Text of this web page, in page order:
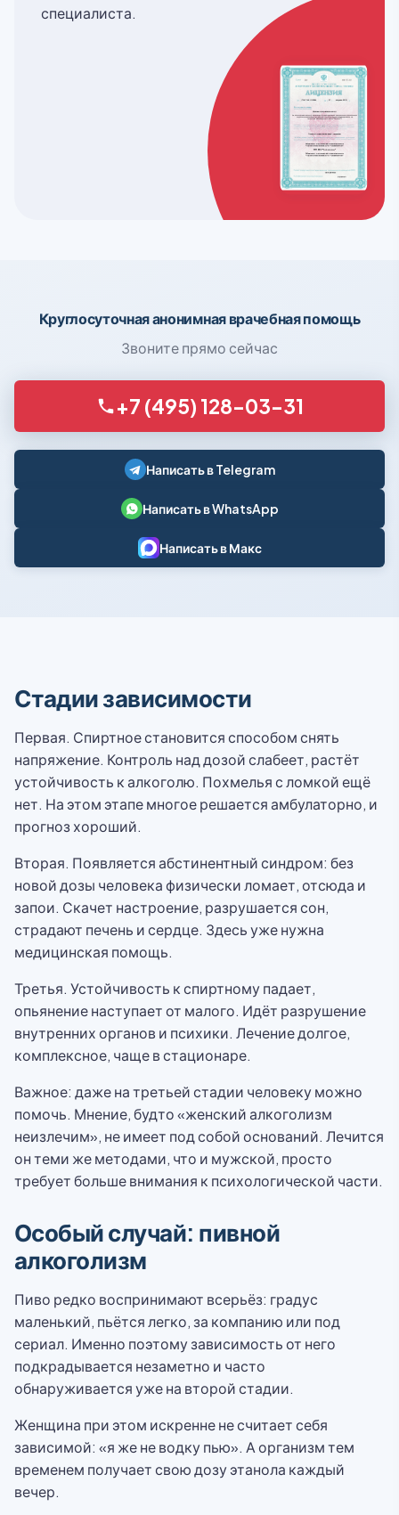
специалиста.
Круглосуточная анонимная врачебная помощь
Звоните прямо сейчас
+7 (495) 128-03-31
Написать в Telegram
Написать в WhatsApp
Написать в Макс
Стадии зависимости
Первая. Спиртное становится способом снять
напряжение. Контроль над дозой слабеет, растёт
устойчивость к алкоголю. Похмелья с ломкой ещё
нет. На этом этапе многое решается амбулаторно, и
прогноз хороший.
Вторая. Появляется абстинентный синдром: без
новой дозы человека физически ломает, отсюда и
запои. Скачет настроение, разрушается сон,
страдают печень и сердце. Здесь уже нужна
медицинская помощь.
Третья. Устойчивость к спиртному падает,
опьянение наступает от малого. Идёт разрушение
внутренних органов и психики. Лечение долгое,
комплексное, чаще в стационаре.
Важное: даже на третьей стадии человеку можно
помочь. Мнение, будто «женский алкоголизм
неизлечим», не имеет под собой оснований. Лечится
он теми же методами, что и мужской, просто
требует больше внимания к психологической части.
Особый случай: пивной
алкоголизм
Пиво редко воспринимают всерьёз: градус
маленький, пьётся легко, за компанию или под
сериал. Именно поэтому зависимость от него
подкрадывается незаметно и часто
обнаруживается уже на второй стадии.
Женщина при этом искренне не считает себя
зависимой: «я же не водку пью». А организм тем
временем получает свою дозу этанола каждый
вечер.